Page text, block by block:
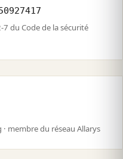
7 du Code de la sécurité
membre du réseau Allarys